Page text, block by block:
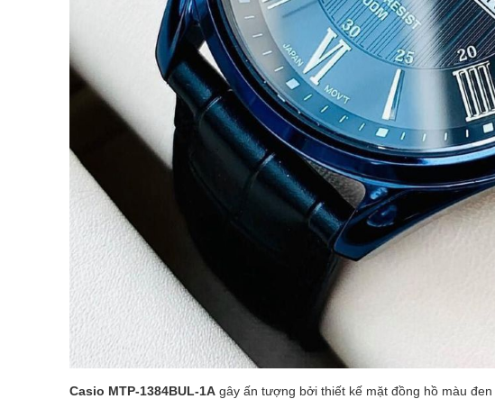
Casio MTP-1384BUL-1A gây ấn tượng bởi thiết kế mặt đồng hồ màu